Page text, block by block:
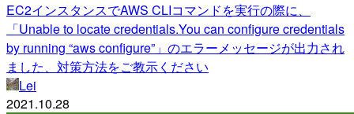
EC2インスタンスでAWS CLIコマンドを実行の際に、
「Unable to locate credentials.You can configure credentials
by running “aws configure”」のエラーメッセージが出力され
ました、対策方法をご教示ください
Lei
2021.10.28